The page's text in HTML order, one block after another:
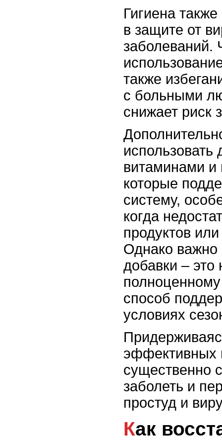
Гигиена
в защите от
заболеваний.
также
с больными
снижает риск
использовать
витаминами
которые
систему,
когда
продуктов
Однако важно
добавки – это
способ
условиях
эффективных
существенно
заболеть и
простуд и
Как восстановить